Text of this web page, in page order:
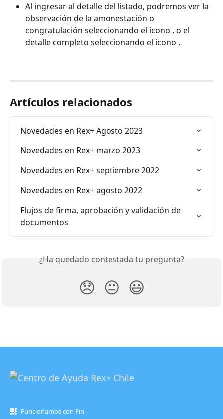
Al ingresar al detalle del listado, podremos ver la
observación de la amonestación o
congratulación seleccionando el icono , o el
detalle completo seleccionando el icono .
Artículos relacionados
Novedades en Rex+ Agosto 2023
Novedades en Rex+ marzo 2023
Novedades en Rex+ septiembre 2022
Novedades en Rex+ agosto 2022
Flujos de firma, aprobación y validación de
documentos
¿Ha quedado contestada tu pregunta?
😞 😐 😃
Funcionamos con Fin